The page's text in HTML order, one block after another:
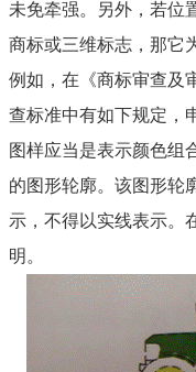
未免牵强。另外，若位
商标或三维标志，那它
例如，在《商标审查及
查标准中有如下规定，
图样应当是表示颜色组
的图形轮廓。该图形轮
示，不得以实线表示。
明。